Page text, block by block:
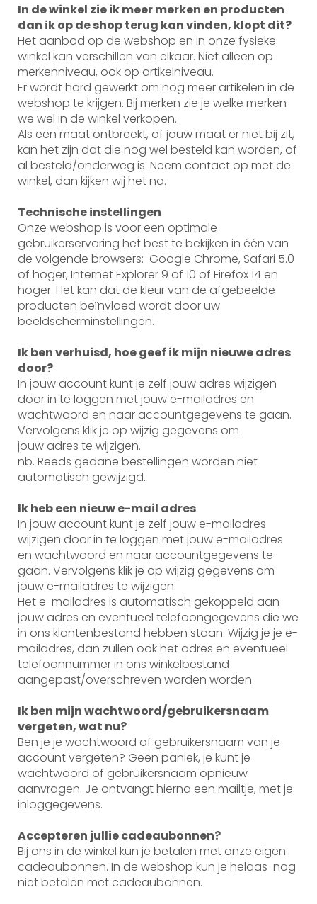
In de winkel zie ik meer merken en producten
dan ik op de shop terug kan vinden, klopt dit?
Het aanbod op de webshop en in onze fysieke
winkel kan verschillen van elkaar. Niet alleen op
merkenniveau, ook op artikelniveau.
Er wordt hard gewerkt om nog meer artikelen in de
webshop te krijgen. Bij merken zie je welke merken
we wel in de winkel verkopen.
Als een maat ontbreekt, of jouw maat er niet bij zit,
kan het zijn dat die nog wel besteld kan worden, of
al besteld/onderweg is. Neem contact op met de
winkel, dan kijken wij het na.
Technische instellingen
Onze webshop is voor een optimale
gebruikerservaring het best te bekijken in één van
de volgende browsers: Google Chrome, Safari 5.0
of hoger, Internet Explorer 9 of 10 of Firefox 14 en
hoger. Het kan dat de kleur van de afgebeelde
producten beïnvloed wordt door uw
beeldscherminstellingen.
Ik ben verhuisd, hoe geef ik mijn nieuwe adres
door?
In jouw account kunt je zelf jouw adres wijzigen
door in te loggen met jouw e-mailadres en
wachtwoord en naar accountgegevens te gaan.
Vervolgens klik je op wijzig gegevens om
jouw adres te wijzigen.
nb. Reeds gedane bestellingen worden niet
automatisch gewijzigd.
Ik heb een nieuw e-mail adres
In jouw account kunt je zelf jouw e-mailadres
wijzigen door in te loggen met jouw e-mailadres
en wachtwoord en naar accountgegevens te
gaan. Vervolgens klik je op wijzig gegevens om
jouw e-mailadres te wijzigen.
Het e-mailadres is automatisch gekoppeld aan
jouw adres en eventueel telefoongegevens die we
in ons klantenbestand hebben staan. Wijzig je je e-
mailadres, dan zullen ook het adres en eventueel
telefoonnummer in ons winkelbestand
aangepast/overschreven worden worden.
Ik ben mijn wachtwoord/gebruikersnaam
vergeten, wat nu?
Ben je je wachtwoord of gebruikersnaam van je
account vergeten? Geen paniek, je kunt je
wachtwoord of gebruikersnaam opnieuw
aanvragen. Je ontvangt hierna een mailtje, met je
inloggegevens.
Accepteren jullie cadeaubonnen?
Bij ons in de winkel kun je betalen met onze eigen
cadeaubonnen. In de webshop kun je helaas nog
niet betalen met cadeaubonnen.